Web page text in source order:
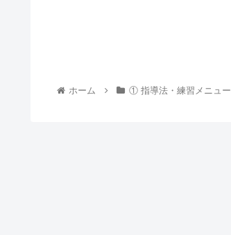
ホーム ① 指導法・練習メニュー